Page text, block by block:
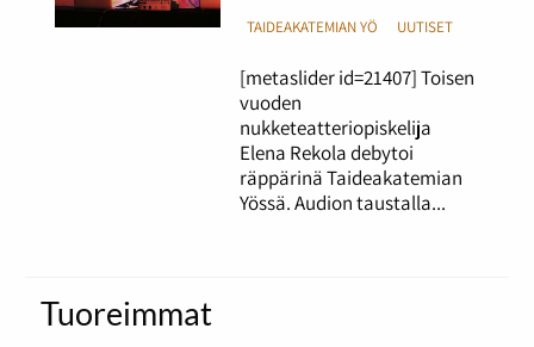
TAIDEAKATEMIAN YÖ
UUTISET
[metaslider id=21407] Toisen
vuoden
nukketeatteriopiskelija
Elena Rekola debytoi
räppärinä Taideakatemian
Yössä. Audion taustalla...
Tuoreimmat